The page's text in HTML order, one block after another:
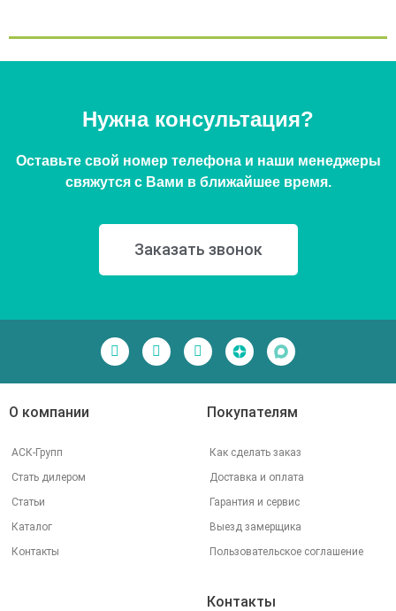
Нужна консультация?
Оставьте свой номер телефона и наши менеджеры
свяжутся с Вами в ближайшее время.
Заказать звонок
О компании
АСК-Групп
Стать дилером
Статьи
Каталог
Контакты
Покупателям
Как сделать заказ
Доставка и оплата
Гарантия и сервис
Выезд замерщика
Пользовательское соглашение
Контакты